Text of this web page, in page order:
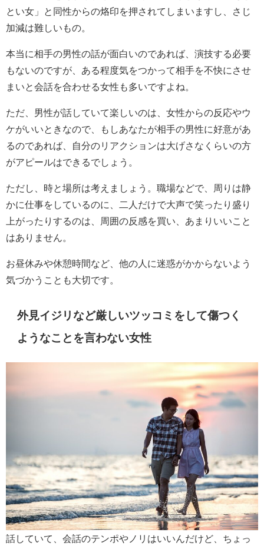
とい女」と同性からの烙印を押されてしまいますし、さじ
加減は難しいもの。
本当に相手の男性の話が面白いのであれば、演技する必要
もないのですが、ある程度気をつかって相手を不快にさせ
まいと会話を合わせる女性も多いですよね。
ただ、男性が話していて楽しいのは、女性からの反応やウ
ケがいいときなので、もしあなたが相手の男性に好意があ
るのであれば、自分のリアクションは大げさなくらいの方
がアピールはできるでしょう。
ただし、時と場所は考えましょう。職場などで、周りは静
かに仕事をしているのに、二人だけで大声で笑ったり盛り
上がったりするのは、周囲の反感を買い、あまりいいこと
はありません。
お昼休みや休憩時間など、他の人に迷惑がかからないよう
気づかうことも大切です。
外見イジリなど厳しいツッコミをして傷つく
ようなことを言わない女性
話していて、会話のテンポやノリはいいんだけど、ちょっ